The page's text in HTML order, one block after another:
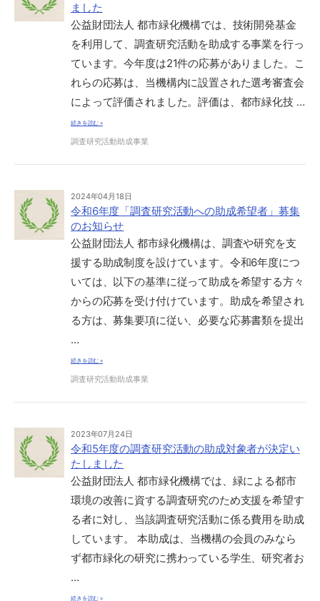
ました
公益財団法人 都市緑化機構では、技術開発基金
を利用して、調査研究活動を助成する事業を行っ
ています。今年度は21件の応募がありました。こ
れらの応募は、当機構内に設置された選考審査会
によって評価されました。評価は、都市緑化技 …
続きを読む »
調査研究活動助成事業
2024年04月18日
令和6年度「調査研究活動への助成希望者」募集
のお知らせ
公益財団法人 都市緑化機構は、調査や研究を支
援する助成制度を設けています。令和6年度につ
いては、以下の基準に従って助成を希望する方々
からの応募を受け付けています。助成を希望され
る方は、募集要項に従い、必要な応募書類を提出
…
続きを読む »
調査研究活動助成事業
2023年07月24日
令和5年度の調査研究活動の助成対象者が決定い
たしました
公益財団法人 都市緑化機構では、緑による都市
環境の改善に資する調査研究のため支援を希望す
る者に対し、当該調査研究活動に係る費用を助成
しています。 本助成は、当機構の会員のみなら
ず都市緑化の研究に携わっている学生、研究者お
…
続きを読む »